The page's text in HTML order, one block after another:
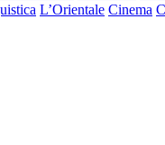
L’Orientale Cinema